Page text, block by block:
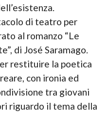
di teatro per
al romanzo “Le
di José Saramago.
restituire la poetica
con ironia ed
tra giovani
riguardo il tema della